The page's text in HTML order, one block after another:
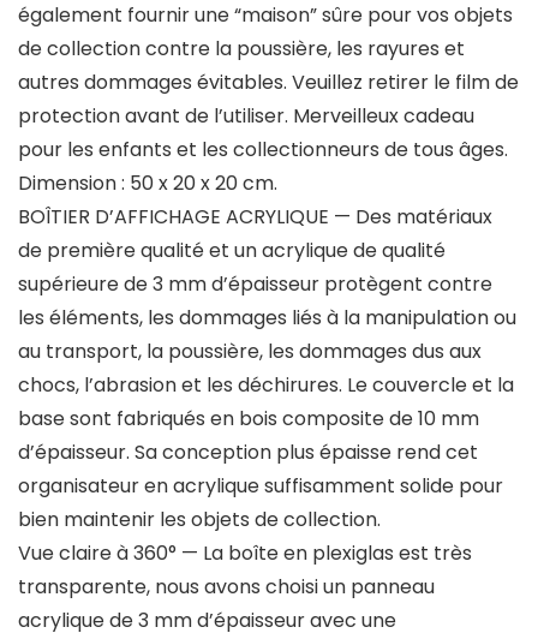
également fournir une “maison” sûre pour vos objets
de collection contre la poussière, les rayures et
autres dommages évitables. Veuillez retirer le film de
protection avant de l’utiliser. Merveilleux cadeau
pour les enfants et les collectionneurs de tous âges.
Dimension : 50 x 20 x 20 cm.
BOÎTIER D’AFFICHAGE ACRYLIQUE — Des matériaux
de première qualité et un acrylique de qualité
supérieure de 3 mm d’épaisseur protègent contre
les éléments, les dommages liés à la manipulation ou
au transport, la poussière, les dommages dus aux
chocs, l’abrasion et les déchirures. Le couvercle et la
base sont fabriqués en bois composite de 10 mm
d’épaisseur. Sa conception plus épaisse rend cet
organisateur en acrylique suffisamment solide pour
bien maintenir les objets de collection.
Vue claire à 360° — La boîte en plexiglas est très
transparente, nous avons choisi un panneau
acrylique de 3 mm d’épaisseur avec une